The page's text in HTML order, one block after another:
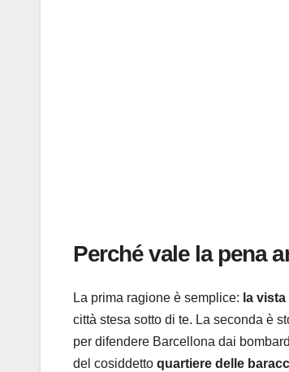
Perché vale la pena
La prima ragione è semplice: la
città stesa sotto di te. La seconda è
per difendere Barcellona dai
del cosiddetto quartiere delle